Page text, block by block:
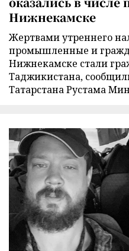
Нижнекамске
Жертвами утреннего
промышленные и
Нижнекамске стали
Таджикистана,
Татарстана Рустама